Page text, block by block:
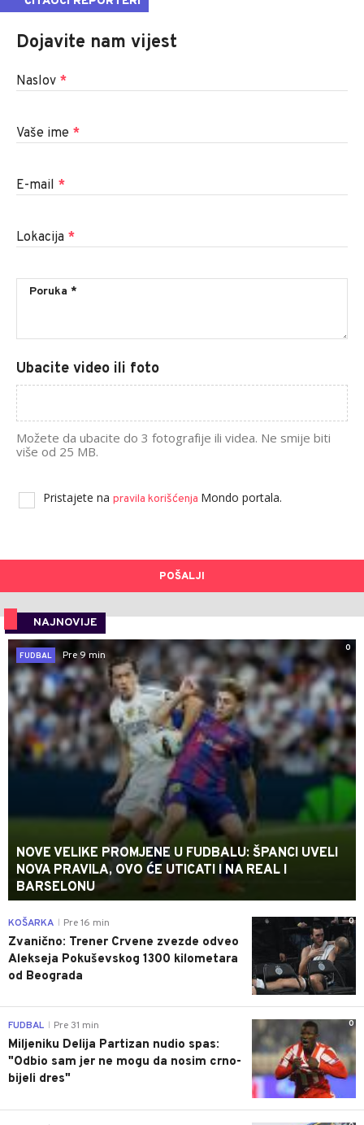
Dojavite nam vijest
Naslov *
Vaše ime *
E-mail *
Lokacija *
Ubacite video ili foto
Možete da ubacite do 3 fotografije ili videa. Ne smije biti
više od 25 MB.
Pristajete na pravila korišćenja Mondo portala.
POŠALJI
NAJNOVIJE
0
FUDBAL
Pre 9 min
NOVE VELIKE PROMJENE U FUDBALU: ŠPANCI UVELI
NOVA PRAVILA, OVO ĆE UTICATI I NA REAL I
BARSELONU
0
KOŠARKA Pre 16 min
Zvanično: Trener Crvene zvezde odveo
Alekseja Pokuševskog 1300 kilometara
od Beograda
0
FUDBAL Pre 31 min
Miljeniku Delija Partizan nudio spas:
"Odbio sam jer ne mogu da nosim crno-
bijeli dres"